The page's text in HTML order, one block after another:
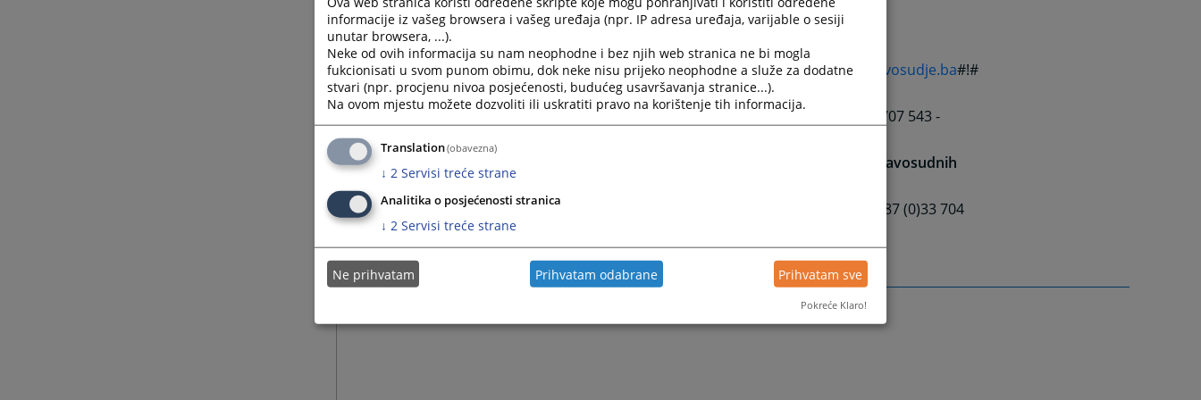
E-mail:vstvbih@pravosudje.ba
#!#Web: https://vstv.pravosudje.ba, https://vsts.pravosudje.ba,https://hjpc.pravosudje.ba#!#
Ured disciplinskog tužioca - Kontakt telefon za podnosioce pritužbi
: +387 (0)33 707 543 -
svakog radnog dana u periodu od 10:00 do 12:00 sati.
Kontakt telefon za pitanja u vezi postupka provedbe
javnih oglasa za nosioce pravosudnih
funkcija: +387 (0)33 707 510 ili +387 (0)33 704 657
Kontakt telefon za pitanjaiz oblasti etike i integriteta
: +387 (0)33 704 607 ili +387 (0)33 704
608
informacije iz vašeg browsera i vašeg uređaja (npr. IP adresa uređaja, varijable o sesiji
unutar browsera, ...).
Neke od ovih informacija su nam neophodne i bez njih web stranica ne bi mogla
fukcionisati u svom punom obimu, dok neke nisu prijeko neophodne a služe za dodatne
stvari (npr. procjenu nivoa posjećenosti, budućeg usavršavanja stranice...).
Na ovom mjestu možete dozvoliti ili uskratiti pravo na korištenje tih informacija.
Translation(obavezna)
↓ 2 Servisi treće strane
Analitika o posjećenosti stranica
↓ 2 Servisi treće strane
Ne prihvatam Prihvatam odabrane Prihvatam sve
Pokreće Klaro!